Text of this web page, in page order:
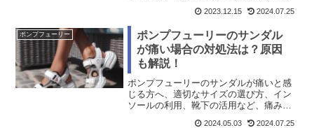
2023.12.15 2024.07.25
ポンプフューリー
ポンプフューリーのサンダル
が痛い場合の対処法は？原因
も解説！
ポンプフューリーのサンダルが痛いと感
じる方へ、適切なサイズの選び方、イン
ソールの利用、靴下の活用など、痛みを
2024.05.03 2024.07.25